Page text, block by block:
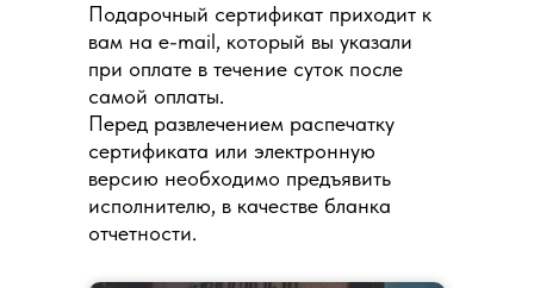
Подарочный сертификат приходит к
вам на e-mail, который вы указали
при оплате в течение суток после
самой оплаты.
Перед развлечением распечатку
сертификата или электронную
версию необходимо предъявить
исполнителю, в качестве бланка
отчетности.